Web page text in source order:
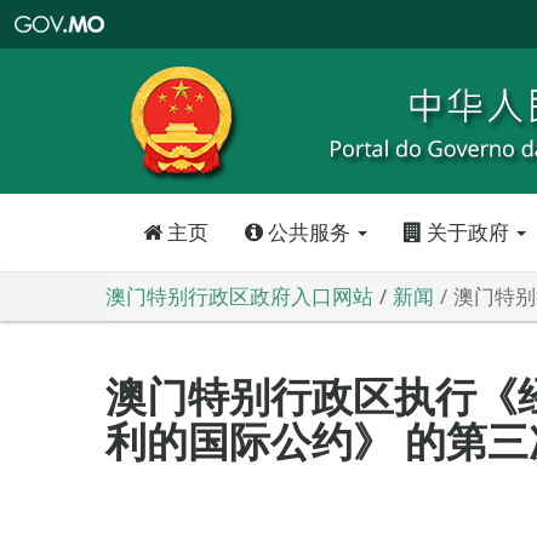
特
政
区
政
口
主页 公共服务 关于政府
澳门特别行政区政府入口网站 新闻 澳门特
澳门特别行政区执行《
利的国际公约》 的第